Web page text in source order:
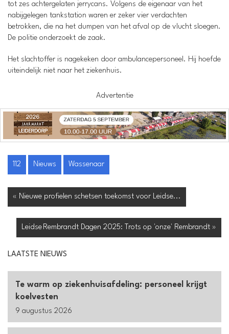
tot zes achtergelaten jerrycans. Volgens de eigenaar van het
nabijgelegen tankstation waren er zeker vier verdachten
betrokken, die na het dumpen van het afval op de vlucht sloegen.
De politie onderzoekt de zaak.
Het slachtoffer is nagekeken door ambulancepersoneel. Hij hoefde
uiteindelijk niet naar het ziekenhuis.
Advertentie
112 Nieuws Wassenaar
« Nieuwe profielen schetsen toekomst voor Leidse...
Leidse Rembrandt Dagen 2025: Trots op 'onze' Rembrandt »
LAATSTE NIEUWS
Te warm op ziekenhuisafdeling: personeel krijgt
koelvesten
9 augustus 2026